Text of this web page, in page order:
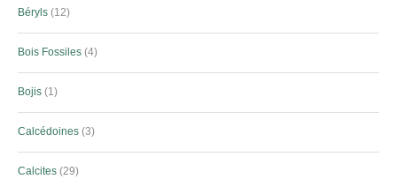
Béryls 12
Bois Fossiles 4
Bojis 1
Calcédoines 3
Calcites 29